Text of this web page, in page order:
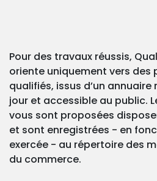
Pour des travaux réussis,
oriente uniquement vers des
qualifiés, issus d’un
jour et accessible au public.
vous sont proposées
et sont enregistrées - en
exercée - au répertoire des
du commerce.